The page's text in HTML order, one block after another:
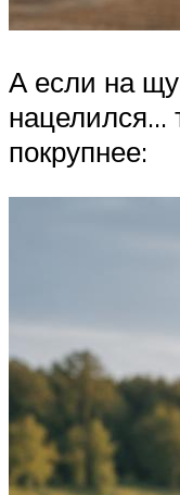
А если на
нацелился…
покрупнее: